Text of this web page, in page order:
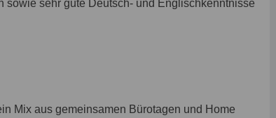
sehr gute Deutsch- und Englischkenntnisse
Mix aus gemeinsamen Bürotagen und Home